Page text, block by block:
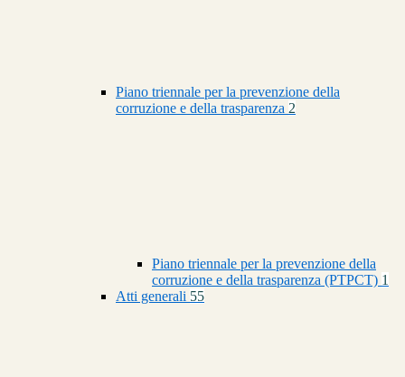
Piano triennale per la prevenzione della
corruzione e della trasparenza 2
Piano triennale per la prevenzione della
corruzione e della trasparenza (PTPCT) 1
Atti generali 55